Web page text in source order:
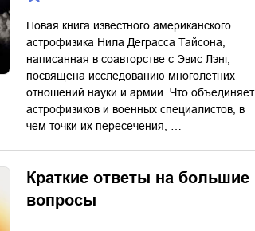
Новая книга известного американского
астрофизика Нила Деграсса Тайсона,
написанная в соавторстве с Эвис Лэнг,
посвящена исследованию многолетних
отношений науки и армии. Что объединяет
астрофизиков и военных специалистов, в
чем точки их пересечения, …
Краткие ответы на большие
вопросы